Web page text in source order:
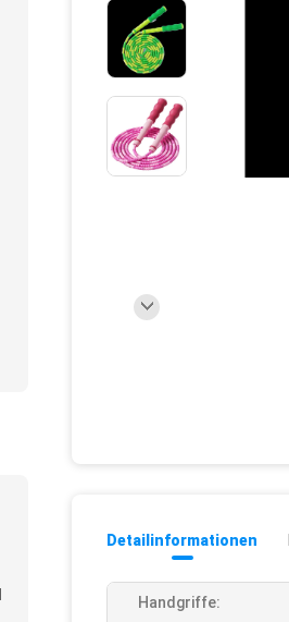
Detailinformationen
Handgriffe: